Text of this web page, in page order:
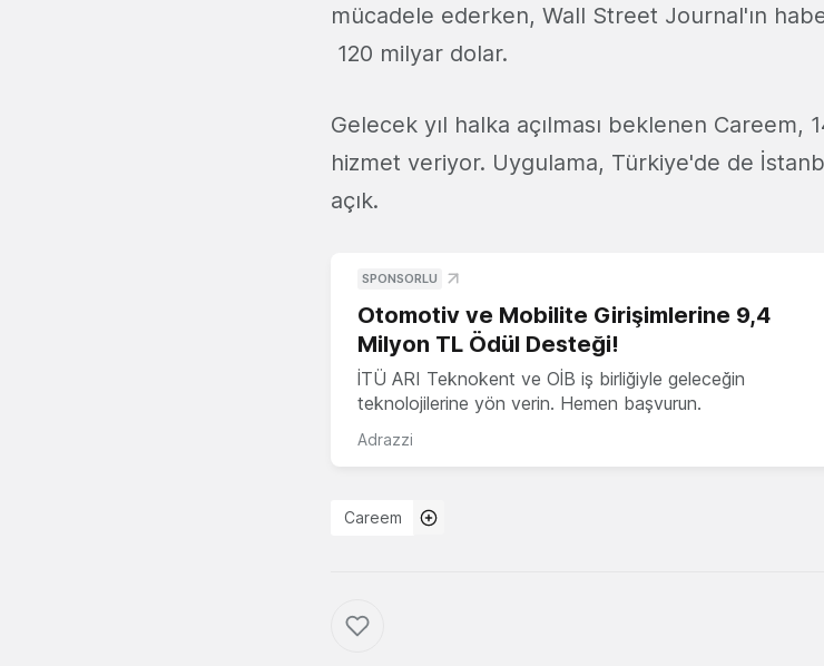
mücadele ederken, Wall Street Journal'ın
120 milyar dolar.
Gelecek yıl halka açılması beklenen Careem,
hizmet veriyor. Uygulama, Türkiye'de de
açık.
SPONSORLU
Otomotiv ve Mobilite Girişimlerine 9,4
Milyon TL Ödül Desteği!
İTÜ ARI Teknokent ve OİB iş birliğiyle geleceğin
teknolojilerine yön verin. Hemen başvurun.
Adrazzi
Careem